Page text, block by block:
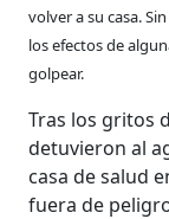
volver a su casa.
los efectos de
golpear.
Tras los gritos
detuvieron al
casa de salud
fuera de